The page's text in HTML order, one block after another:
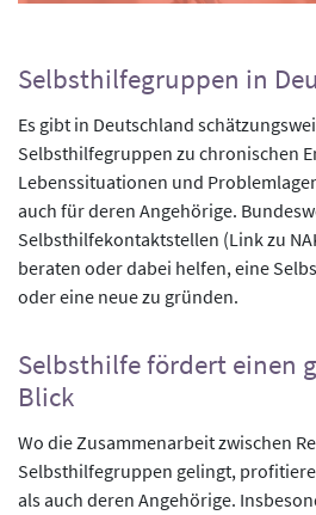
Selbsthilfegruppen in
Es gibt in Deutschland
Selbsthilfegruppen zu chronischen
Lebenssituationen und
auch für deren Angehörige.
Selbsthilfekontaktstellen (Link zu
beraten oder dabei helfen, eine
oder eine neue zu gründen.
Selbsthilfe fördert einen
Blick
Wo die Zusammenarbeit zwischen
Selbsthilfegruppen gelingt,
als auch deren Angehörige.